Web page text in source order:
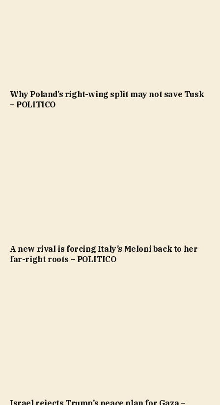
Why Poland’s right-wing split may not save Tusk
– POLITICO
A new rival is forcing Italy’s Meloni back to her
far-right roots – POLITICO